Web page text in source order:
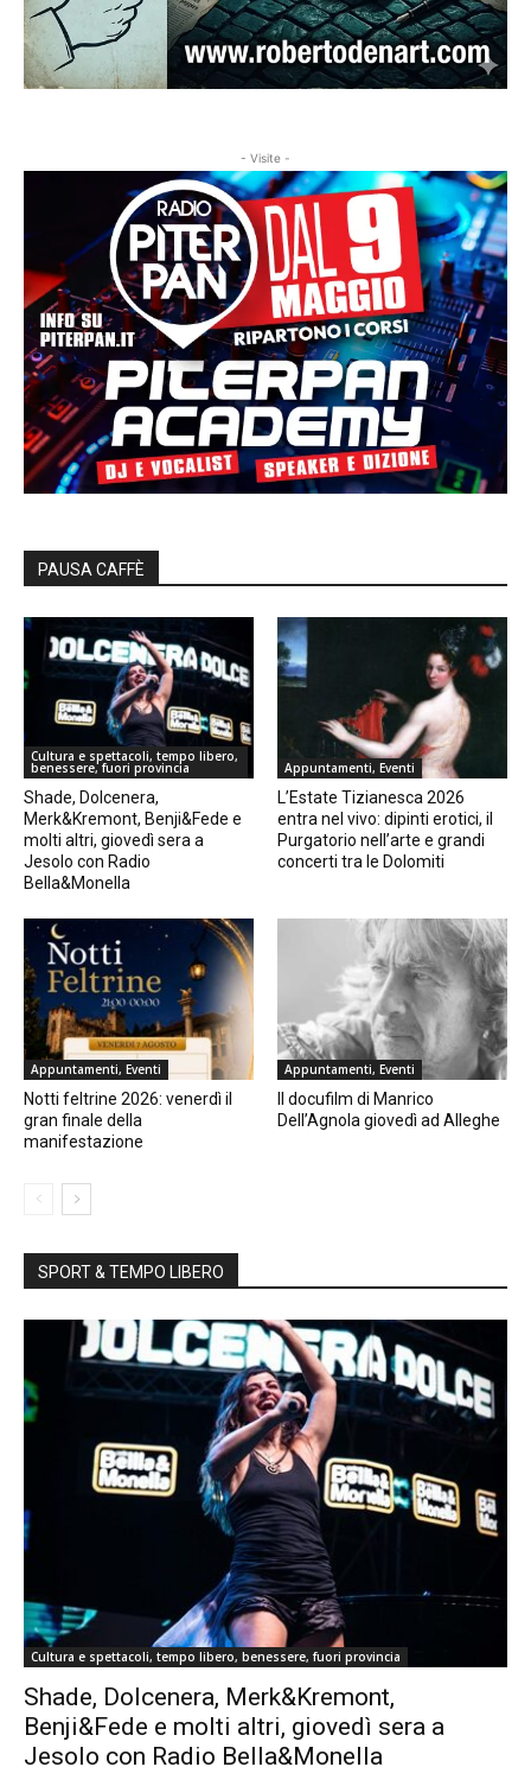
- Visite -
PAUSA CAFFÈ
Cultura e spettacoli, tempo libero,
benessere, fuori provincia
Shade, Dolcenera,
Merk&Kremont, Benji&Fede e
molti altri, giovedì sera a
Jesolo con Radio
Bella&Monella
Appuntamenti, Eventi
L’Estate Tizianesca 2026
entra nel vivo: dipinti erotici, il
Purgatorio nell’arte e grandi
concerti tra le Dolomiti
Appuntamenti, Eventi
Notti feltrine 2026: venerdì il
gran finale della
manifestazione
Appuntamenti, Eventi
Il docufilm di Manrico
Dell’Agnola giovedì ad Alleghe
SPORT & TEMPO LIBERO
Cultura e spettacoli, tempo libero, benessere, fuori provincia
Shade, Dolcenera, Merk&Kremont,
Benji&Fede e molti altri, giovedì sera a
Jesolo con Radio Bella&Monella